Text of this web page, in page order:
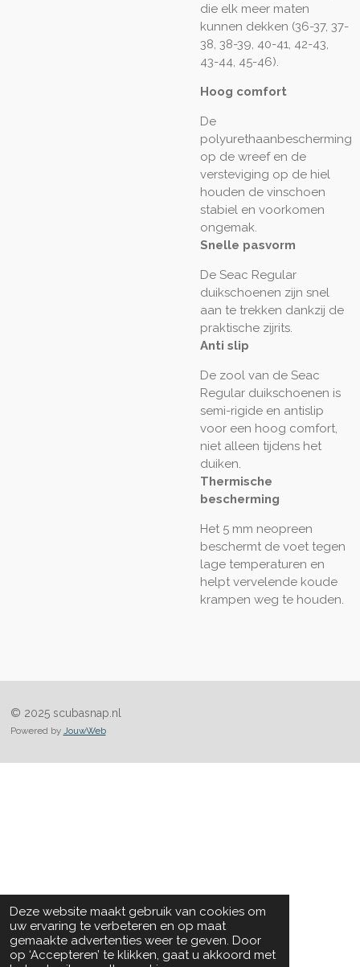
Deze website maakt gebruik van cookies om
uw ervaring te verbeteren en op maat
gemaakte advertenties weer te geven. Door
op ‘Accepteren’ te klikken, gaat u akkoord met
die elk meer maten
kunnen dekken (36-37, 37-
38, 38-39, 40-41, 42-43,
43-44, 45-46).
Hoog comfort
De
polyurethaanbescherming
op de wreef en de
versteviging op de hiel
houden de vinschoen
stabiel en voorkomen
ongemak.
Snelle pasvorm
De Seac Regular
duikschoenen zijn snel
aan te trekken dankzij de
praktische zijrits.
Anti slip
De zool van de Seac
Regular duikschoenen is
semi-rigide en antislip
voor een hoog comfort,
niet alleen tijdens het
duiken.
Thermische
bescherming
Het 5 mm neopreen
beschermt de voet tegen
lage temperaturen en
helpt vervelende koude
krampen weg te houden.
© 2025 scubasnap.nl
Powered by JouwWeb